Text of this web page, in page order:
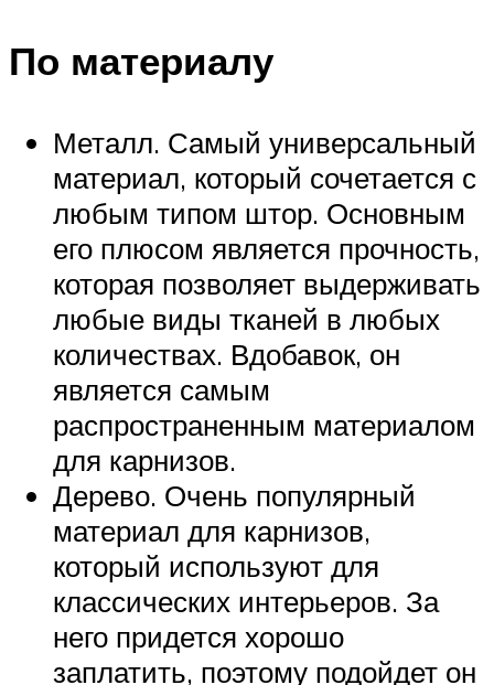
По материалу
Металл. Самый универсальный
материал, который сочетается с
любым типом штор. Основным
его плюсом является прочность,
которая позволяет выдерживать
любые виды тканей в любых
количествах. Вдобавок, он
является самым
распространенным материалом
для карнизов.
Дерево. Очень популярный
материал для карнизов,
который используют для
классических интерьеров. За
него придется хорошо
заплатить, поэтому подойдет он